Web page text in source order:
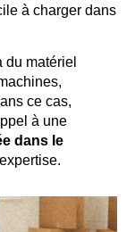
à charger dans
du matériel
ce cas,
à une
dans le